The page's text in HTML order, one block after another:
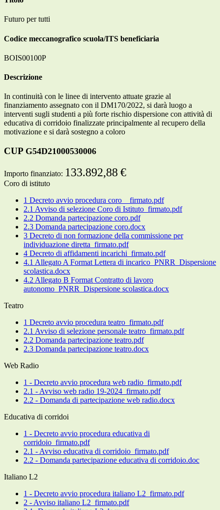
Futuro per tutti
Codice meccanografico scuola/ITS beneficiaria
BOIS00100P
Descrizione
In continuità con le linee di intervento attuate grazie al
finanziamento assegnato con il DM170/2022, si darà luogo a
interventi sugli studenti a più forte rischio dispersione con attività di
educativa di corridoio finalizzate principalmente al recupero della
motivazione e si darà sostegno a coloro
CUP G54D21000530006
Importo finanziato: 133.892,88 €
Coro di istituto
1 Decreto avvio procedura coro _ firmato.pdf
2.1 Avviso di selezione Coro di Istituto_firmato.pdf
2.2 Domanda partecipazione coro.pdf
2.3 Domanda partecipazione coro.docx
3 Decreto di non formazione della commissione per
individuazione diretta_firmato.pdf
4 Decreto di affidamenti incarichi_firmato.pdf
4.1 Allegato A Format Lettera di incarico_PNRR_Dispersione
scolastica.docx
4.2 Allegato B Format Contratto di lavoro
autonomo_PNRR_Dispersione scolastica.docx
Teatro
1 Decreto avvio procedura teatro_firmato.pdf
2.1 Avviso di selezione personale teatro_firmato.pdf
2.2 Domanda partecipazione teatro.pdf
2.3 Domanda partecipazione teatro.docx
Web Radio
1 - Decreto avvio procedura web radio_firmato.pdf
2.1 - Avviso web radio 19-2024_firmato.pdf
2.2 - Domanda di partecipazione web radio.docx
Educativa di corridoi
1 - Decreto avvio procedura educativa di
corridoio_firmato.pdf
2.1 - Avviso educativa di corridoio_firmato.pdf
2.2 - Domanda partecipazione educativa di corridoio.doc
Italiano L2
1 - Decreto avvio procedura italiano L2_firmato.pdf
2 - Avviso italiano L2_firmato.pdf